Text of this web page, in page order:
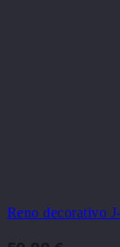
Reno decorativo